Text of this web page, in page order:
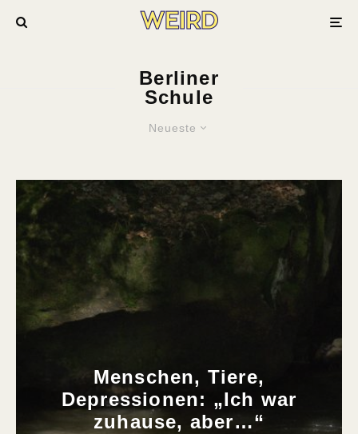
Neueste
Berliner
Schule
Menschen, Tiere,
Depressionen: „Ich war
zuhause, aber…“